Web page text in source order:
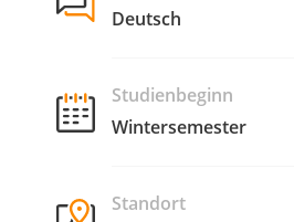
Deutsch
Studienbeginn
Wintersemester
Standort